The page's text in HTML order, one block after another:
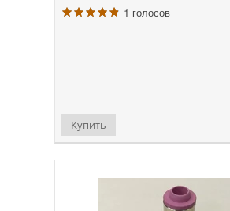
1 голосов
Купить